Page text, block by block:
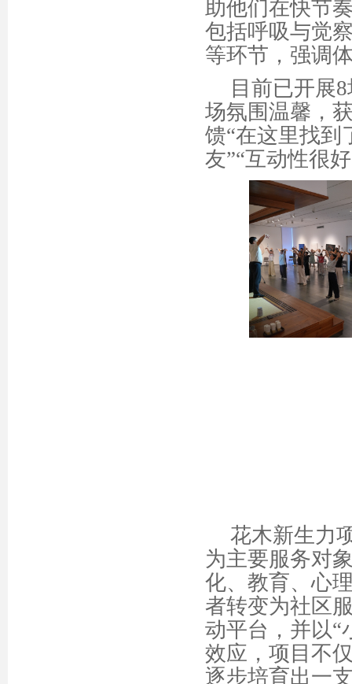
助他们在快节
包括呼吸与觉
等环节，强调
目前已开展
场氛围温馨，
馈“在这里找到
友”“互动性很
花木新生力
为主要服务对
化、教育、心
者转变为社区
动平台，并以“
效应，项目不
逐步培育出一